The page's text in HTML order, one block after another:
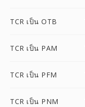
TCR เป็น OTB
TCR เป็น PAM
TCR เป็น PFM
TCR เป็น PNM